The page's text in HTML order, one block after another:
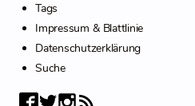
Tags
Impressum & Blattlinie
Datenschutzerklärung
Suche